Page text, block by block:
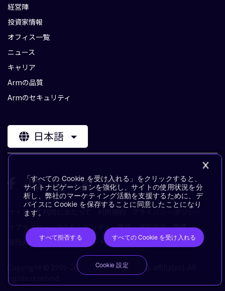
経営陣
投資家情報
オフィス一覧
ニュース
キャリア
Armの品質
Armのセキュリティ
日本語
サイトのご利用にあたって
サプライヤー アクセシビリティ 購読・通知設定 商標
現代の奴隷制に対するステートメント
用語集
Copyright © 1995-2026 Arm Limited (or its affiliates). All
rights reserved.
「すべての Cookie を受け入れる」をクリックすると、
サイトナビゲーションを強化し、サイトの使用状況を分
析し、弊社のマーケティング活動を支援するために、デ
バイスに Cookie を保存することに同意したことになり
ます。
すべて拒否する すべての Cookie を受け入れる
Cookie 設定